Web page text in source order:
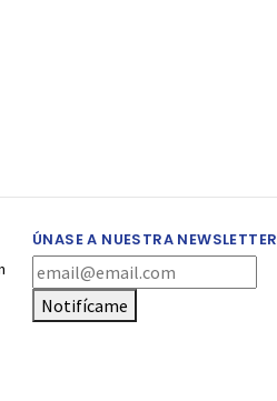
ÚNASE A NUESTRA NEWSLETTER
Notifícame